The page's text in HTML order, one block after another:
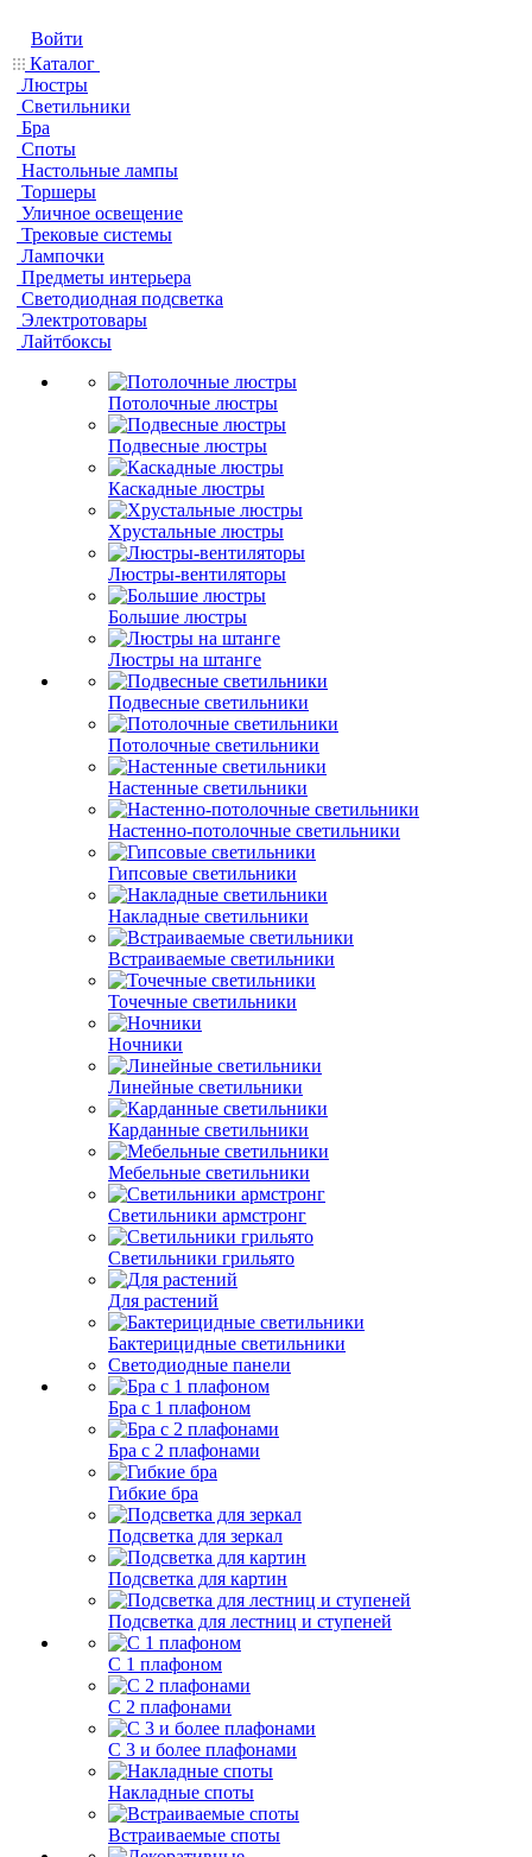
Войти
Каталог
Люстры
Светильники
Бра
Споты
Настольные лампы
Торшеры
Уличное освещение
Трековые системы
Лампочки
Предметы интерьера
Светодиодная подсветка
Электротовары
Лайтбоксы
Потолочные люстры
Подвесные люстры
Каскадные люстры
Хрустальные люстры
Люстры-вентиляторы
Большие люстры
Люстры на штанге
Подвесные светильники
Потолочные светильники
Настенные светильники
Настенно-потолочные светильники
Гипсовые светильники
Накладные светильники
Встраиваемые светильники
Точечные светильники
Ночники
Линейные светильники
Карданные светильники
Мебельные светильники
Светильники армстронг
Светильники грильято
Для растений
Бактерицидные светильники
Светодиодные панели
Бра с 1 плафоном
Бра с 2 плафонами
Гибкие бра
Подсветка для зеркал
Подсветка для картин
Подсветка для лестниц и ступеней
С 1 плафоном
С 2 плафонами
С 3 и более плафонами
Накладные споты
Встраиваемые споты